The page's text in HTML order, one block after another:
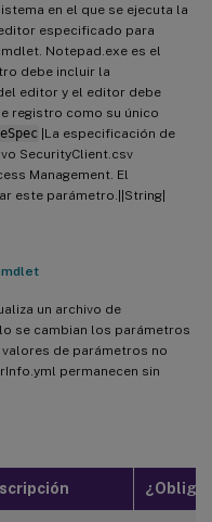
en el que se ejecuta la
especificado para
Notepad.exe es el
debe incluir la
editor y el editor debe
registro como su único
|La especificación de
SecurityClient.csv
Management. El
este parámetro.||String|
un archivo de
se cambian los parámetros
de parámetros no
permanecen sin